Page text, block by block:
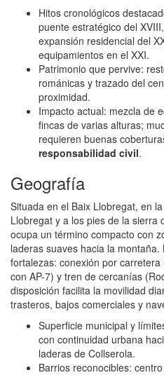
Hitos cronológicos
puente estratégico del
expansión residencial del
equipamientos en el XXI.
Patrimonio que pervive:
románicas y trazado del
proximidad.
Impacto actual: mezcla de
fincas de varias alturas;
requieren buenas
responsabilidad civil.
Geografía
Situada en el Baix Llobregat, en
Llobregat y a los pies de la sierra
ocupa un término compacto con
laderas suaves hacia la
fortalezas: conexión por
con AP-7) y tren de cercanías
disposición facilita la movilidad
trasteros, bajos comerciales y
Superficie municipal y
con continuidad urbana
laderas de Collserola.
Barrios reconocibles: